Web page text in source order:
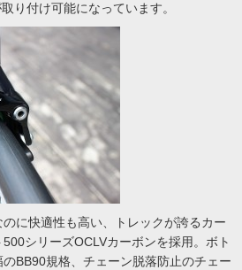
り付け可能になっています。
に快適性も高い、トレックが誇るカー
シリーズOCLVカーボンを採用。ボト
BB90規格、チェーン脱落防止のチェー